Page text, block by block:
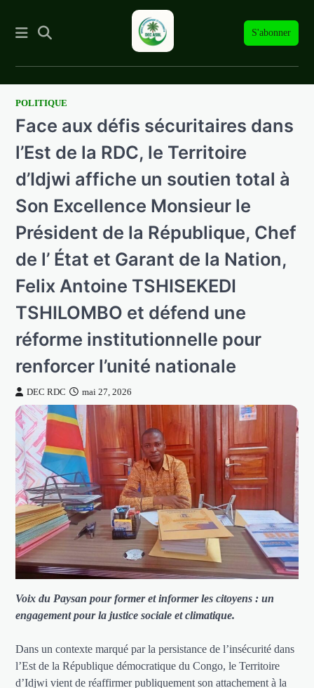
S'abonner
SkipPOLITIQUE
Face aux défis sécuritaires dans
l’Est de la RDC, le Territoire
d’Idjwi affiche un soutien total à
Son Excellence Monsieur le
Président de la République, Chef
de l’ État et Garant de la Nation,
Felix Antoine TSHISEKEDI
TSHILOMBO et défend une
réforme institutionnelle pour
renforcer l’unité nationale
DEC RDC mai 27, 2026
Voix du Paysan pour former et informer les citoyens : un
engagement pour la justice sociale et climatique.
Dans un contexte marqué par la persistance de l’insécurité dans
l’Est de la République démocratique du Congo, le Territoire
d’Idjwi vient de réaffirmer publiquement son attachement à la